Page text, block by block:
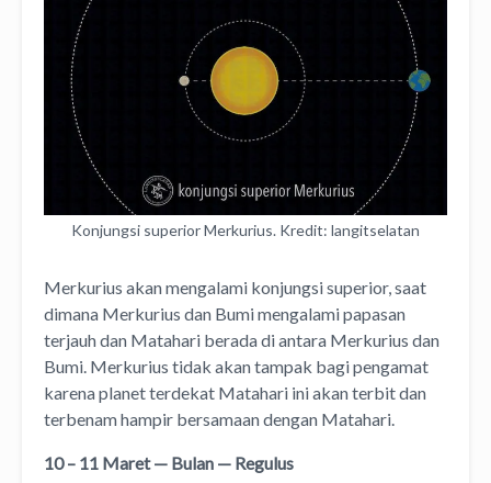
Konjungsi superior Merkurius. Kredit: langitselatan
Merkurius akan mengalami konjungsi superior, saat
dimana Merkurius dan Bumi mengalami papasan
terjauh dan Matahari berada di antara Merkurius dan
Bumi. Merkurius tidak akan tampak bagi pengamat
karena planet terdekat Matahari ini akan terbit dan
terbenam hampir bersamaan dengan Matahari.
10 – 11 Maret — Bulan — Regulus